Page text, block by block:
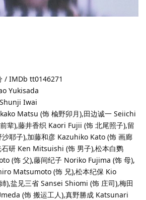
/ IMDb tt0146271
Yukisada
Shunji Iwai
Matsu (饰 楡野卯月),田边诚一 Seiichi
辈),藤井香织 Kaori Fujii (饰 北尾照子),留
耶子),加藤和彦 Kazuhiko Kato (饰 画廊
石研 Ken Mitsuishi (饰 男子),松本白鹦
(饰 父),藤间纪子 Noriko Fujima (饰 母),
Matsumoto (饰 兄),松本纪保 Kio
),盐见三省 Sansei Shiomi (饰 庄司),梅田
(饰 搬运工人),真野勝成 Katsunari